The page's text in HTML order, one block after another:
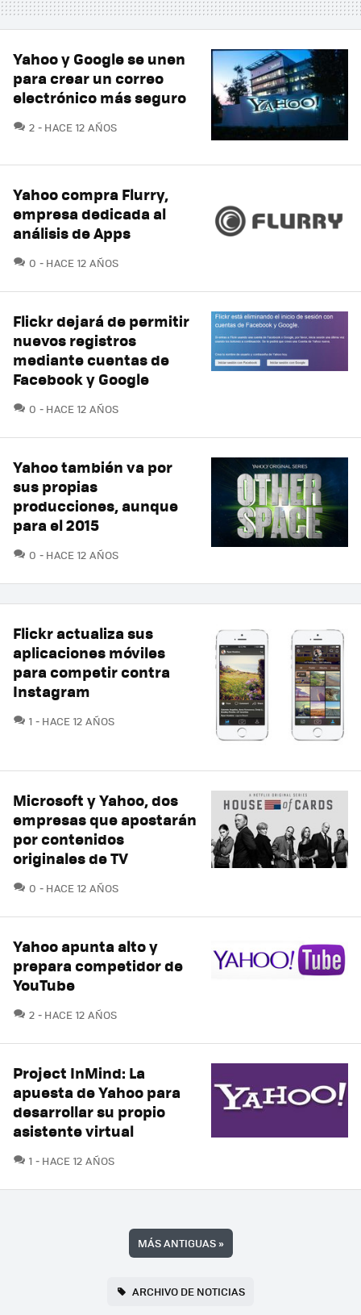
Yahoo y Google se unen
para crear un correo
electrónico más seguro
2 COMENTARIOS
HACE 12 AÑOS
Yahoo compra Flurry,
empresa dedicada al
análisis de Apps
0 COMENTARIOS
HACE 12 AÑOS
Flickr dejará de permitir
nuevos registros
mediante cuentas de
Facebook y Google
0 COMENTARIOS
HACE 12 AÑOS
Yahoo también va por
sus propias
producciones, aunque
para el 2015
0 COMENTARIOS
HACE 12 AÑOS
Flickr actualiza sus
aplicaciones móviles
para competir contra
Instagram
1 COMENTARIOS
HACE 12 AÑOS
Microsoft y Yahoo, dos
empresas que apostarán
por contenidos
originales de TV
0 COMENTARIOS
HACE 12 AÑOS
Yahoo apunta alto y
prepara competidor de
YouTube
2 COMENTARIOS
HACE 12 AÑOS
Project InMind: La
apuesta de Yahoo para
desarrollar su propio
asistente virtual
1 COMENTARIOS
HACE 12 AÑOS
MÁS ANTIGUAS»
ARCHIVO DE NOTICIAS